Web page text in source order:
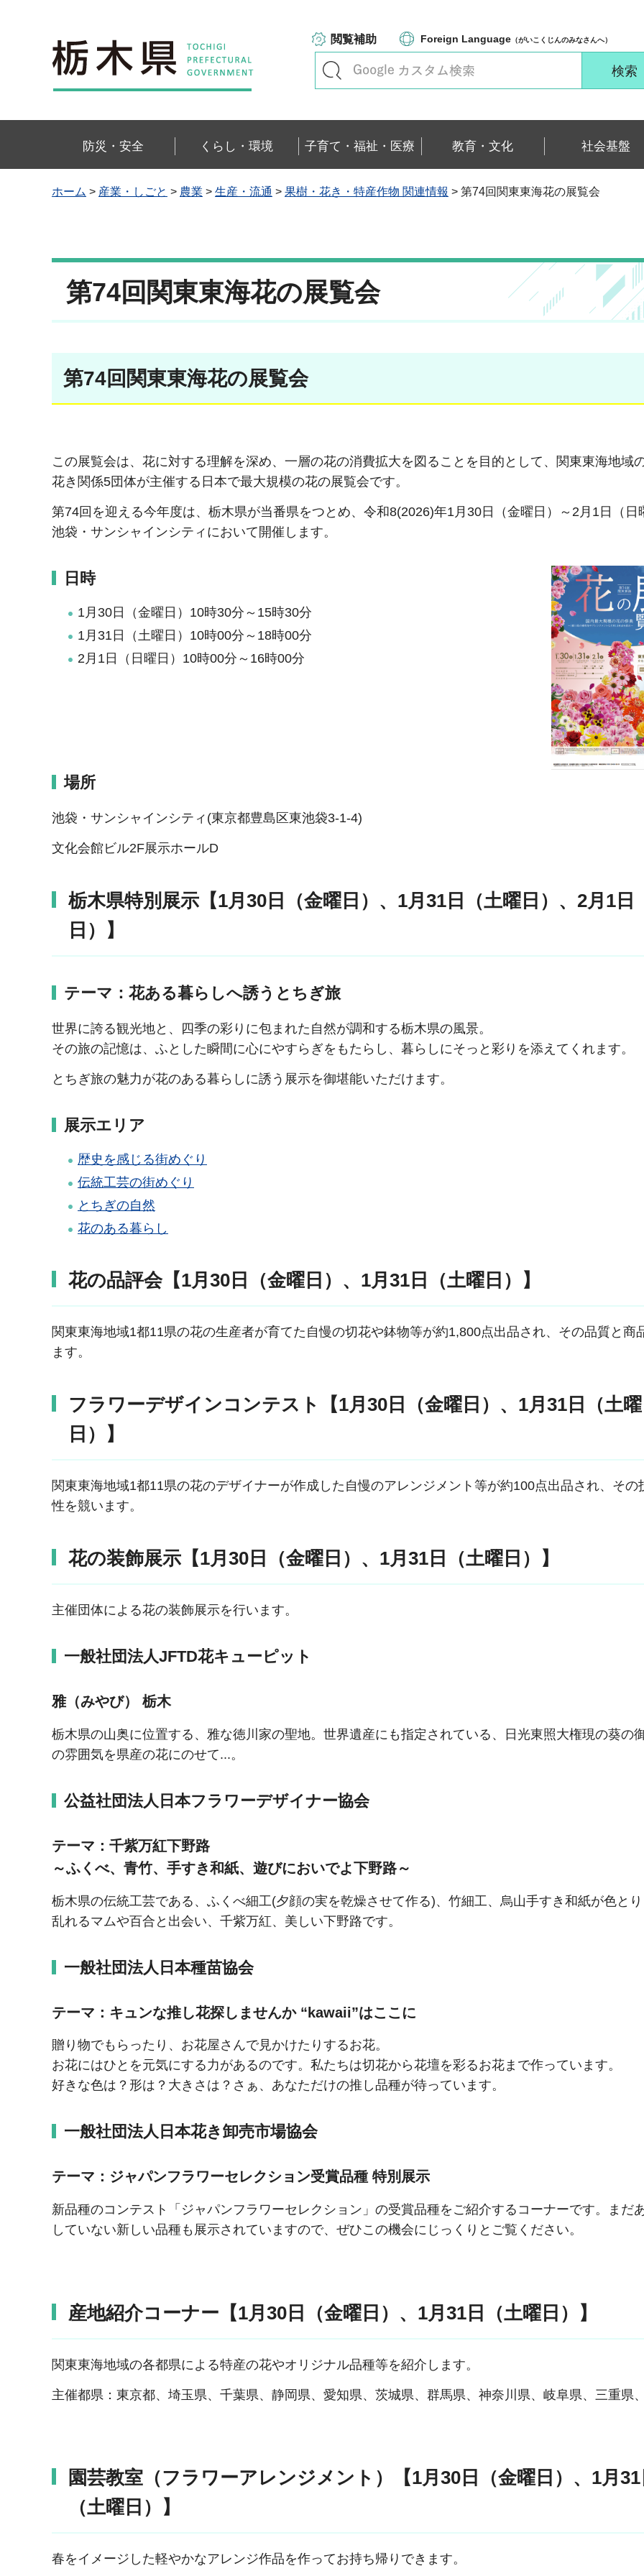
栃木県
閲覧補助 Foreign Language （がいこくじんのみなさんへ）
防災・安全 くらし・環境 子育て・福祉・医療 教育・文化 社会基盤
ホーム > 産業・しごと > 農業 > 生産・流通 > 果樹・花き・特産作物 関連情報 > 第74回関東東海花の展覧会
第74回関東東海花の展覧会
第74回関東東海花の展覧会
この展覧会は、花に対する理解を深め、一層の花の消費拡大を図ることを目的として、関東東海地域
花き関係5団体が主催する日本で最大規模の花の展覧会です。
第74回を迎える今年度は、栃木県が当番県をつとめ、令和8(2026)年1月30日（金曜日）～2月1日（日
池袋・サンシャインシティにおいて開催します。
日時
1月30日（金曜日）10時30分～15時30分
1月31日（土曜日）10時00分～18時00分
2月1日（日曜日）10時00分～16時00分
場所
池袋・サンシャインシティ(東京都豊島区東池袋3-1-4)
文化会館ビル2F展示ホールD
栃木県特別展示【1月30日（金曜日）、1月31日（土曜日）、2月1日
日）】
テーマ：花ある暮らしへ誘うとちぎ旅
世界に誇る観光地と、四季の彩りに包まれた自然が調和する栃木県の風景。
その旅の記憶は、ふとした瞬間に心にやすらぎをもたらし、暮らしにそっと彩りを添えてくれます。
とちぎ旅の魅力が花のある暮らしに誘う展示を御堪能いただけます。
展示エリア
歴史を感じる街めぐり
伝統工芸の街めぐり
とちぎの自然
花のある暮らし
花の品評会【1月30日（金曜日）、1月31日（土曜日）】
関東東海地域1都11県の花の生産者が育てた自慢の切花や鉢物等が約1,800点出品され、その品質と商
ます。
フラワーデザインコンテスト【1月30日（金曜日）、1月31日（土曜
日）
】
関東東海地域1都11県の花のデザイナーが作成した自慢のアレンジメント等が約100点出品され、その
性を競います。
花の装飾展示【1月30日（金曜日）、1月31日（土曜日）】
主催団体による花の装飾展示を行います。
一般社団法人JFTD花キューピット
雅（みやび） 栃木
栃木県の山奥に位置する、雅な徳川家の聖地。世界遺産にも指定されている、日光東照大権現の葵の
の雰囲気を県産の花にのせて...。
公益社団法人日本フラワーデザイナー協会
テーマ：千紫万紅下野路
～ふくべ、青竹、手すき和紙、遊びにおいでよ下野路～
栃木県の伝統工芸である、ふくべ細工(夕顔の実を乾燥させて作る)、竹細工、烏山手すき和紙が色と
乱れるマムや百合と出会い、千紫万紅、美しい下野路です。
一般社団法人日本種苗協会
テーマ：キュンな推し花探しませんか “kawaii”はここに
贈り物でもらったり、お花屋さんで見かけたりするお花。
お花にはひとを元気にする力があるのです。私たちは切花から花壇を彩るお花まで作っています。
好きな色は？形は？大きさは？さぁ、あなただけの推し品種が待っています。
一般社団法人日本花き卸売市場協会
テーマ：ジャパンフラワーセレクション受賞品種 特別展示
新品種のコンテスト「ジャパンフラワーセレクション」の受賞品種をご紹介するコーナーです。まだ
していない新しい品種も展示されていますので、ぜひこの機会にじっくりとご覧ください。
産地紹介コーナー【1月30日（金曜日）、1月31日（土曜日）】
関東東海地域の各都県による特産の花やオリジナル品種等を紹介します。
主催都県：東京都、埼玉県、千葉県、静岡県、愛知県、茨城県、群馬県、神奈川県、岐阜県、三重県
園芸教室（フラワーアレンジメント）【1月30日（金曜日）、1月
（土曜日）】
春をイメージした軽やかなアレンジ作品を作ってお持ち帰りできます。